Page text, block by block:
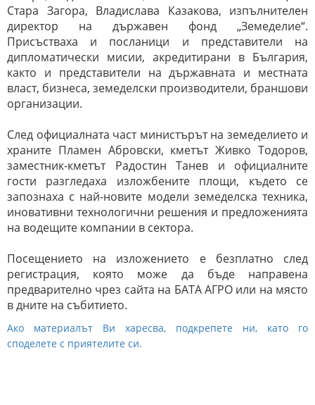
Стара Загора, Владислава Казакова, изпълнителен
директор на държавен фонд „Земеделие“.
Присъстваха и посланици и представители на
дипломатически мисии, акредитирани в България,
както и представители на държавната и местната
власт, бизнеса, земеделски производители, браншови
организации.
След официалната част министърът на земеделието и
храните Пламен Абровски, кметът Живко Тодоров,
заместник-кметът Радостин Танев и официалните
гости разгледаха изложбените площи, където се
запознаха с най-новите модели земеделска техника,
иновативни технологични решения и предложенията
на водещите компании в сектора.
Посещението на изложението е безплатно след
регистрация, която може да бъде направена
предварително чрез сайта на БАТА АГРО или на място
в дните на събитието.
Ако материалът Ви харесва, подкрепете ни, като го
споделете с приятелите си.